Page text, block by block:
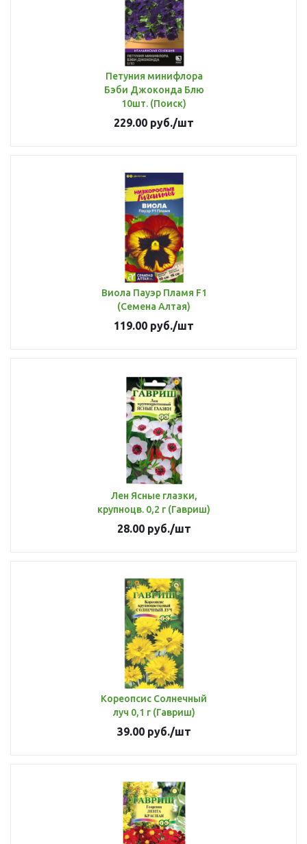
Петуния минифлора
Бэби Джоконда Блю
10шт. (Поиск)
229.00 руб./шт
Виола Пауэр Пламя F1
(Семена Алтая)
119.00 руб./шт
Лен Ясные глазки,
крупноцв. 0,2 г (Гавриш)
28.00руб./шт
Кореопсис Солнечный
луч 0,1 г (Гавриш)
39.00руб./шт